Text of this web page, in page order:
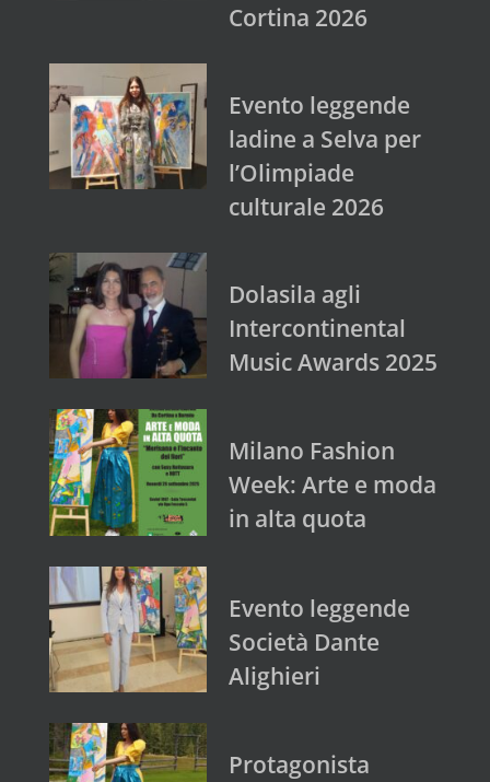
Cortina 2026
Evento leggende
ladine a Selva per
l’Olimpiade
culturale 2026
Dolasila agli
Intercontinental
Music Awards 2025
Milano Fashion
Week: Arte e moda
in alta quota
Evento leggende
Società Dante
Alighieri
Protagonista